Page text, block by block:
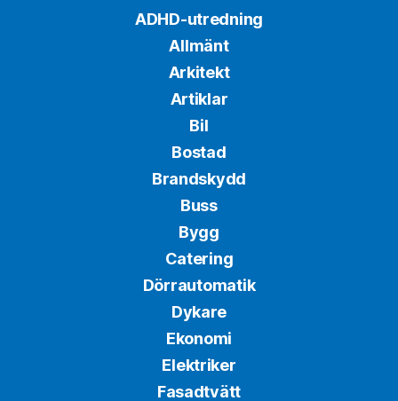
ADHD-utredning
Allmänt
Arkitekt
Artiklar
Bil
Bostad
Brandskydd
Buss
Bygg
Catering
Dörrautomatik
Dykare
Ekonomi
Elektriker
Fasadtvätt